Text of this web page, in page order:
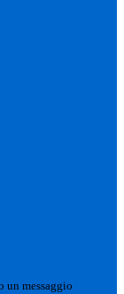
un messaggio